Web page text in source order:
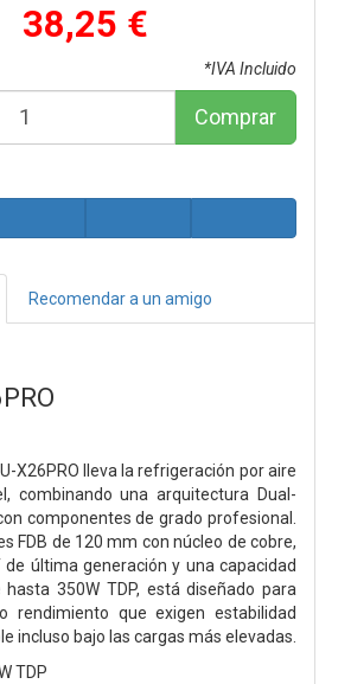
38,25 €
*IVA Incluido
Comprar
Recomendar a un amigo
X26PRO lleva la refrigeración por aire
combinando una arquitectura Dual-
componentes de grado profesional.
FDB de 120 mm con núcleo de cobre,
de última generación y una capacidad
350W TDP, está diseñado para
rendimiento que exigen estabilidad
incluso bajo las cargas más elevadas.
TDP